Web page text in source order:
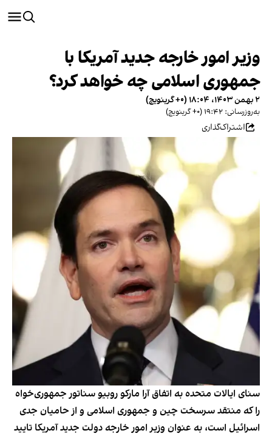
وزیر امور خارجه جدید آمریکا با
جمهوری اسلامی چه خواهد کرد؟
۲ بهمن ۱۴۰۳، ۱۸:۰۴ (‎+۰ گرینویچ)
به‌روزرسانی: ۱۹:۴۲ (‎+۰ گرینویچ)
اشتراک‌گذاری
سنای ایالات متحده به اتفاق آرا مارکو روبیو سناتور جمهوری‌خواه
را که منتقد سرسخت چین و جمهوری اسلامی و از حامیان جدی
اسرائیل است، به عنوان وزیر امور خارجه دولت جدید آمریکا تایید